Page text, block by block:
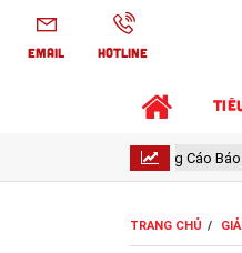
EMAIL HOTLINE
Cáo Báo Chí và Tối Ưu Hóa
TRANG CHỦ